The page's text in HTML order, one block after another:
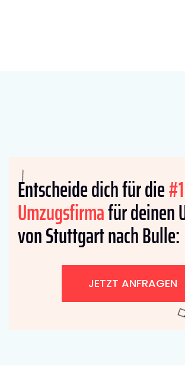
Entscheide dich für die#1
Umzugsfirmafür deinen
von Stuttgart nach Bulle:
JETZT ANFRAGEN